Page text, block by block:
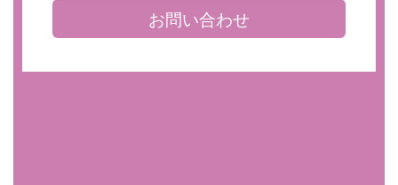
お問い合わせ